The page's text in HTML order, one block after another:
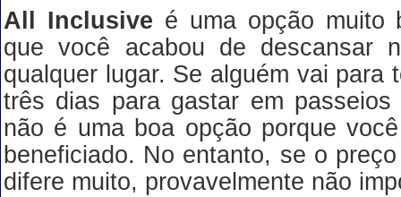
All Inclusive é uma opção muito
que você acabou de descansar
qualquer lugar. Se alguém vai para
três dias para gastar em
não é uma boa opção porque
beneficiado. No entanto, se o
difere muito, provavelmente não